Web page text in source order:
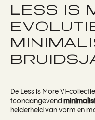
LESS IS
De Less is More VI-
toonaangevend
helderheid van vorm en